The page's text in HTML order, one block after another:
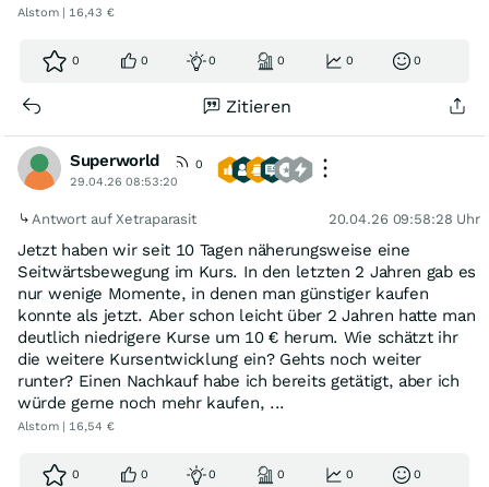
Alstom | 16,43 €
0 0 0 0 0 0
Zitieren
Superworld
0
29.04.26 08:53:20
Antwort auf Xetraparasit 20.04.26 09:58:28 Uhr
Jetzt haben wir seit 10 Tagen näherungsweise eine
Seitwärtsbewegung im Kurs. In den letzten 2 Jahren gab es
nur wenige Momente, in denen man günstiger kaufen
konnte als jetzt. Aber schon leicht über 2 Jahren hatte man
deutlich niedrigere Kurse um 10 € herum. Wie schätzt ihr
die weitere Kursentwicklung ein? Gehts noch weiter
runter? Einen Nachkauf habe ich bereits getätigt, aber ich
würde gerne noch mehr kaufen, ...
Alstom | 16,54 €
0 0 0 0 0 0